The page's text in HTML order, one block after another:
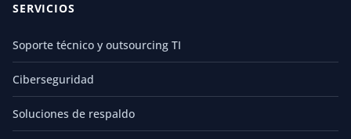
SERVICIOS
Soporte técnico y outsourcing TI
Ciberseguridad
Soluciones de respaldo